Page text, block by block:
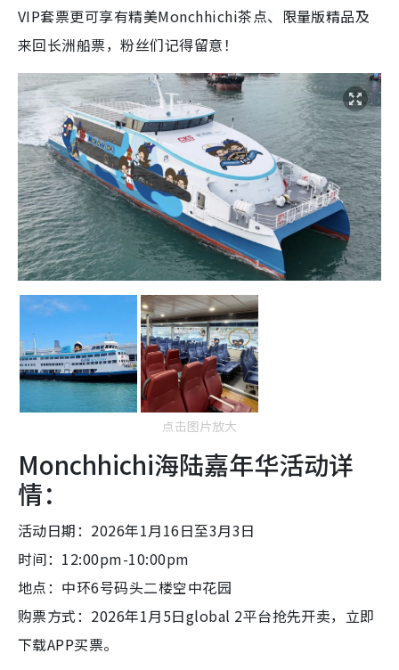
VIP套票更可享有精美Monchhichi茶点、限量版精品及
来回长洲船票，粉丝们记得留意！
点击图片放大
Monchhichi海陆嘉年华活动详
情：
活动日期：2026年1月16日至3月3日
时间：12:00pm-10:00pm
地点：中环6号码头二楼空中花园
购票方式：2026年1月5日global 2平台抢先开卖，立即
下载APP买票。